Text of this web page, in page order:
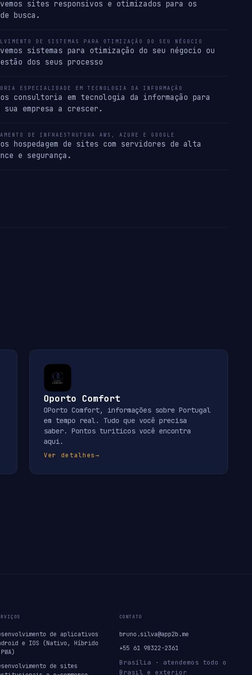
sites responsivos e otimizados para os
busca.
DE SISTEMAS PARA OTIMIZAÇÃO DO SEU NÉGOCIO
sistemas para otimização do seu négocio ou
dos seus processo
ESPECIALIDADE EM TECNOLOGIA DA INFORMAÇÃO
consultoria em tecnologia da informação para
empresa a crescer.
DE INFRAESTRUTURA AWS, AZURE E GOOGLE
hospedagem de sites com servidores de alta
e segurança.
Oporto Comfort
OPorto Comfort, informações sobre Portugal
em tempo real. Tudo que você precisa
saber. Pontos turiticos você encontra
aqui.
Ver detalhes→
de aplicativos
e IOS (Nativo, Híbrido
de sites
CONTATO
bruno.silva@app2b.me
+55 61 98322-2361
Brasília · atendemos todo o
Brasil e exterior